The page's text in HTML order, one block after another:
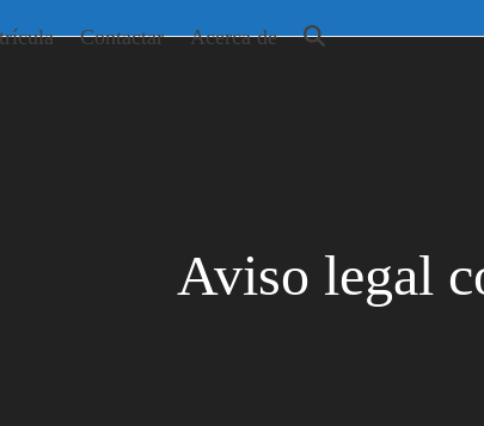
Contactar Acerca de
Aviso legal